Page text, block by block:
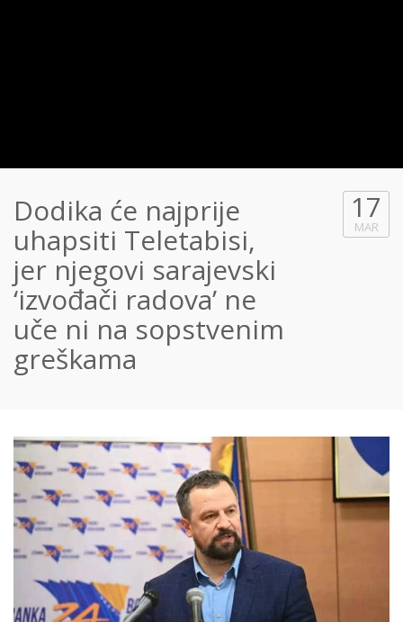
Dodika će najprije
uhapsiti Teletabisi,
jer njegovi sarajevski
‘izvođači radova’ ne
uče ni na sopstvenim
greškama
17
MAR